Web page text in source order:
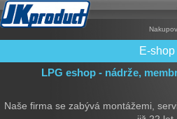
E-shop
CNG
Elektronika +
Filtry +
LPG
Mixy +
Multiventily +
Ochrana
Rámy
Redukce
Řídící jednotky
Sady +
Spojovací
Spotřební
Trubky a
Ventily
LPG eshop - nádrže,
Naše firma se zabývá montážemi,